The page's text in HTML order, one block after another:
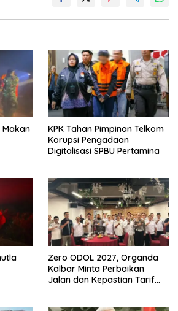
KPK Tahan Pimpinan Telkom
Korupsi Pengadaan
Digitalisasi SPBU Pertamina
Zero ODOL 2027, Organda
Kalbar Minta Perbaikan
Jalan dan Kepastian Tarif